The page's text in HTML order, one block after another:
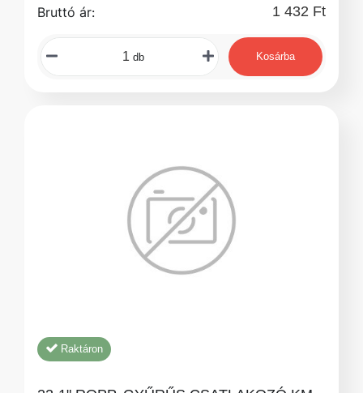
Bruttó ár: 1 432 Ft
db Kosárba
Raktáron